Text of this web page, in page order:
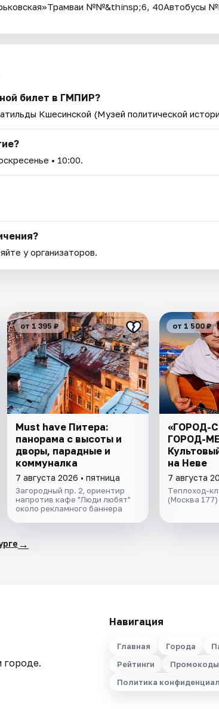
№№&thinsp;6, 40Автобусы
билет в ГМПИР?
Кшесинской (Музей политической
• 10:00.
у организаторов.
от 1 395 ₽
Must have Питера:
панорама с высоты и
дворы, парадные и
коммуналка
7 августа 2026 • пятница
Загородный пр. 2, ориентир
напротив кафе "Люди любят"
около рекламного баннера
от 1 500 ₽
«ГОРОД-
ГОРОД-
на Неве
7 августа
Теплоход-
(Москва 177)
→
городе.
Навигация
Главная Города
Рейтинги
Промокоды
Политика